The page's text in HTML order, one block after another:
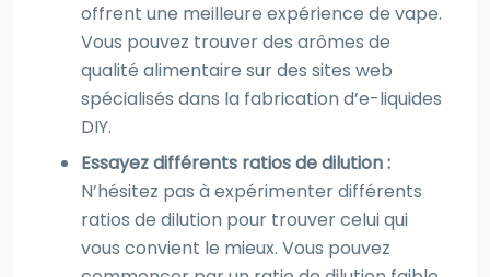
offrent une meilleure expérience de vape.
Vous pouvez trouver des arômes de
qualité alimentaire sur des sites web
spécialisés dans la fabrication d’e-liquides
DIY.
Essayez différents ratios de dilution :
N’hésitez pas à expérimenter différents
ratios de dilution pour trouver celui qui
vous convient le mieux. Vous pouvez